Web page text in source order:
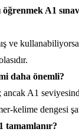
A1
ve
daha önemli?
A1
kelime dengesi
tamamlanır?